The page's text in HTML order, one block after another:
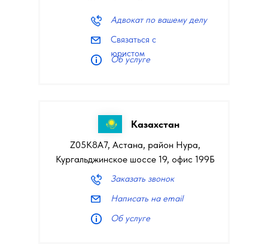
Адвокат по вашему делу
Связаться с
юристом
Об услуге
Z05K8A7, Астана, район Нура,
Кургальджинское шоссе 19, офис 199Б
Казахстан
Заказать звонок
Написать на email
Об услуге